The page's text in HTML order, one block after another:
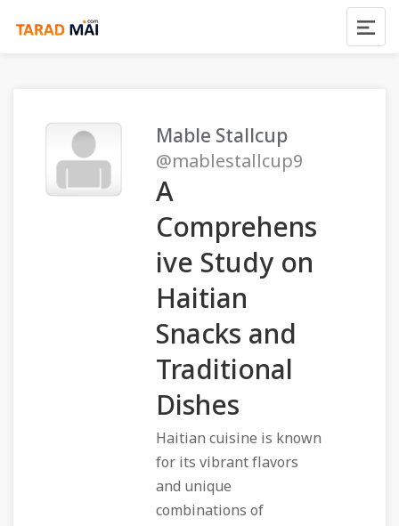
Mable Stallcup
@mablestallcup9
A
Comprehens
ive Study on
Haitian
Snacks and
Traditional
Dishes
Haitian cuisine is known
for its vibrant flavors
and unique
combinations of